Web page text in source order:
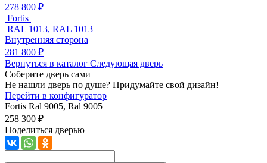
278 800 ₽
Fortis
RAL 1013, RAL 1013
Внутренняя сторона
281 800 ₽
Вернуться в каталог Следующая дверь
Соберите дверь сами
Не нашли дверь по душе? Придумайте свой дизайн!
Перейти в конфигуратор
Fortis Ral 9005, Ral 9005
258 300 ₽
Поделиться дверью